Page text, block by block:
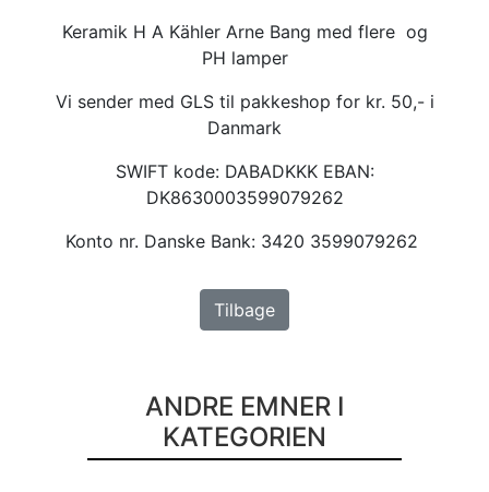
Keramik H A Kähler Arne Bang med flere og
PH lamper
Vi sender med GLS til pakkeshop for kr. 50,- i
Danmark
SWIFT kode: DABADKKK EBAN:
DK8630003599079262
Konto nr. Danske Bank: 3420 3599079262
Tilbage
ANDRE EMNER I
KATEGORIEN